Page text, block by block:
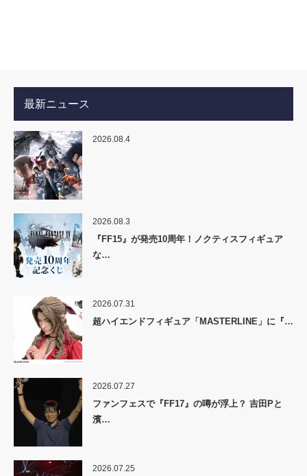
最新ニュース
2026.08.4
2026.08.3
『FF15』が発売10周年！ノクティスフィギュア
な…
2026.07.31
超ハイエンドフィギュア「MASTERLINE」に『…
2026.07.27
ファンフェスで『FF17』の噂が浮上？ 吉田Pと
濱…
2026.07.25